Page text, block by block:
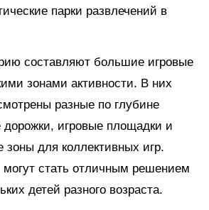
парки развлечений в
составляют большие игровые
зонами активности. В них
разные по глубине
игровые площадки и
для коллективных игр.
стать отличным решением
детей разного возраста.